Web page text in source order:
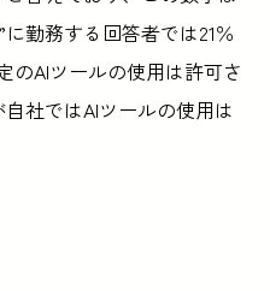
勤務する回答者では21％
のAIツールの使用は許可さ
社ではAIツールの使用は